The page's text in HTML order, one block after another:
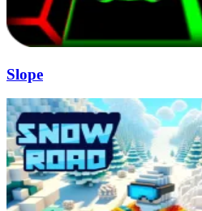
Slope